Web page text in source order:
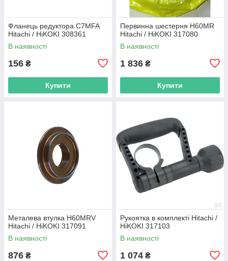
Фланець редуктора C7MFA
Hitachi / HiKOKI 308361
В наявності
156 ₴
Купити
Первинна шестерня H60MR
Hitachi / HiKOKI 317080
В наявності
1 836 ₴
Купити
Металева втулка H60MRV
Hitachi / HiKOKI 317091
В наявності
876 ₴
Рукоятка в комплекті Hitachi /
HiKOKI 317103
В наявності
1 074 ₴